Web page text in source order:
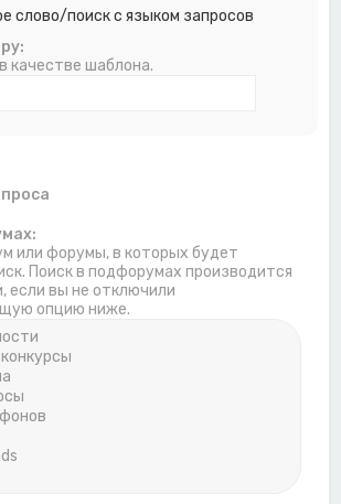
слово/поиск с языком запросов
качестве шаблона.
или форумы, в которых будет
Поиск в подфорумах производится
если вы не отключили
опцию ниже.